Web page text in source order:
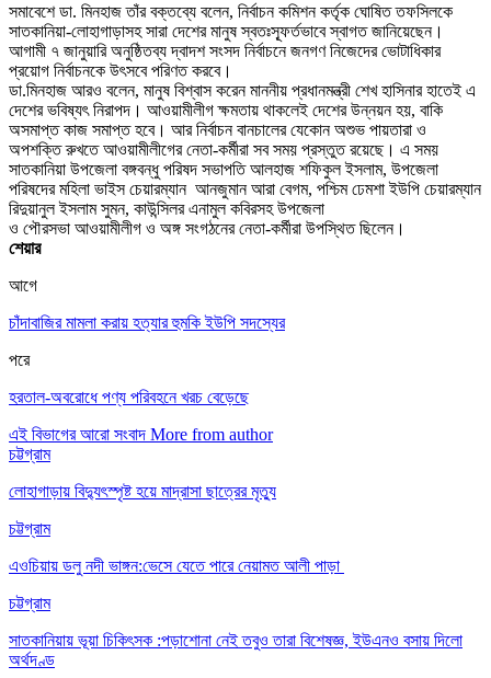
সমাবেশে ডা. মিনহাজ তাঁর বক্তব্যে বলেন, নির্বাচন কমিশন কর্তৃক ঘোষিত তফসিলকে
সাতকানিয়া-লোহাগাড়াসহ সারা দেশের মানুষ স্বতঃস্ফূর্তভাবে স্বাগত জানিয়েছেন।
আগামী ৭ জানুয়ারি অনুষ্ঠিতব্য দ্বাদশ সংসদ নির্বাচনে জনগণ নিজেদের ভোটাধিকার
প্রয়োগ নির্বাচনকে উৎসবে পরিণত করবে।
ডা.মিনহাজ আরও বলেন, মানুষ বিশ্বাস করেন মাননীয় প্রধানমন্ত্রী শেখ হাসিনার হাতেই এ
দেশের ভবিষ্যৎ নিরাপদ। আওয়ামীলীগ ক্ষমতায় থাকলেই দেশের উন্নয়ন হয়, বাকি
অসমাপ্ত কাজ সমাপ্ত হবে। আর নির্বাচন বানচালের যেকোন অশুভ পায়তারা ও
অপশক্তি রুখতে আওয়ামীলীগের নেতা-কর্মীরা সব সময় প্রস্তুত রয়েছে। এ সময়
সাতকানিয়া উপজেলা বঙ্গবন্ধু পরিষদ সভাপতি আলহাজ শফিকুল ইসলাম, উপজেলা
পরিষদের মহিলা ভাইস চেয়ারম্যান আনজুমান আরা বেগম, পশ্চিম ঢেমশা ইউপি চেয়ারম্যান
রিদুয়ানুল ইসলাম সুমন, কাউন্সিলর এনামুল কবিরসহ উপজেলা
ও পৌরসভা আওয়ামীলীগ ও অঙ্গ সংগঠনের নেতা-কর্মীরা উপস্থিত ছিলেন।
শেয়ার
আগে
চাঁদাবাজির মামলা করায় হত্যার হুমকি ইউপি সদস্যের
পরে
হরতাল-অবরোধে পণ্য পরিবহনে খরচ বেড়েছে
এই বিভাগের আরো সংবাদ More from author
চট্টগ্রাম
লোহাগাড়ায় বিদ্যুৎস্পৃষ্ট হয়ে মাদ্রাসা ছাত্রের মৃত্যু
চট্টগ্রাম
এওচিয়ায় ডলু নদী ভাঙ্গন:ভেসে যেতে পারে নেয়ামত আলী পাড়া
চট্টগ্রাম
সাতকানিয়ায় ভূয়া চিকিৎসক :পড়াশোনা নেই তবুও তারা বিশেষজ্ঞ, ইউএনও বসায় দিলো
অর্থদণ্ড